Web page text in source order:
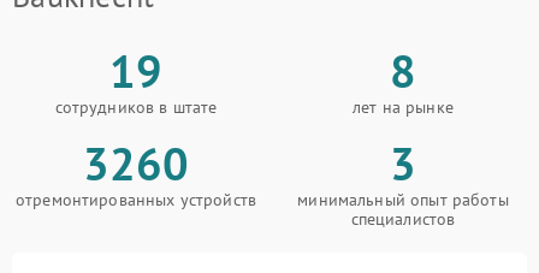
19
сотрудников в штате
8
лет на рынке
3260
отремонтированных устройств
3
минимальный опыт работы
специалистов